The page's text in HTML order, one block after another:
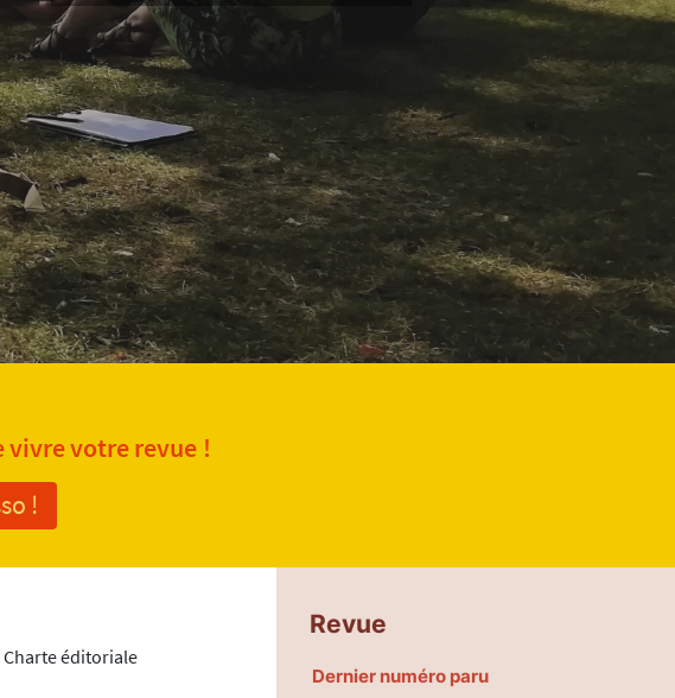
vivre votre revue !
!
Charte éditoriale
Revue
Dernier numéro paru